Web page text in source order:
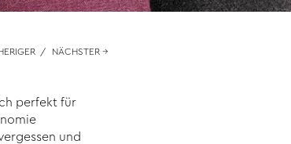
/ NÄCHSTER →
perfekt für
und